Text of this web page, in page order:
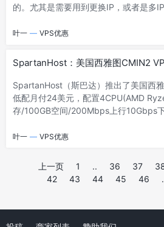
的。尤其是需要用到更换IP，或者是多
提供的台湾动态IP主机，而且还是家宅
hinet】默认分配中华电信hinet动态IP，
同时支持web API切换IP。流媒体全解
Gbps超大带宽，支持Tiktok, GPT, FB
叶一 — VPS优惠
SpartanHost：美国西雅图CMIN2
SSD/200Mbps端口@2TB流量
SpartanHost（斯巴达）推出了美国西
低配月付24美元，配置4CPU(AMD
存/100GB空间/200Mbps上行10Gbps
是cmin2优化线路 + DDoS防御 + AMD
https://spartanhost.org/2、CMIN2
Seattlekvm虚拟，带宽为200Mbps~-
叶一 — VPS优惠
Posts
Navigation
上一页 1 .. 36 37
42
43 44 45 46